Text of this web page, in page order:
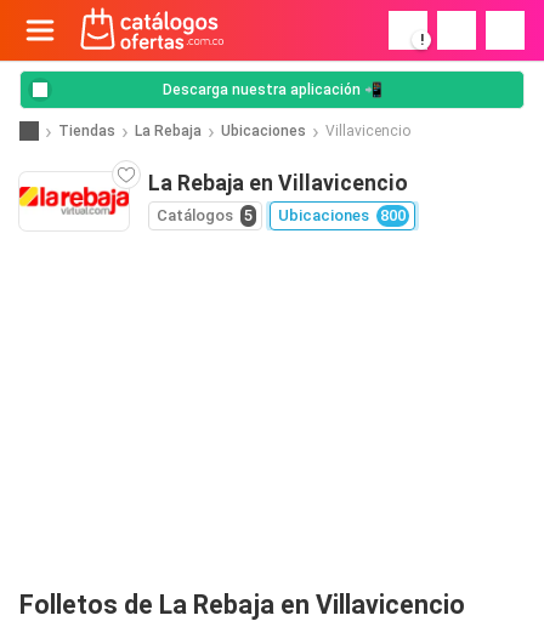
!
Descarga nuestra aplicación 📲
Tiendas La Rebaja Ubicaciones Villavicencio
La Rebaja en Villavicencio
Catálogos 5 Ubicaciones 800
Folletos de La Rebaja en Villavicencio